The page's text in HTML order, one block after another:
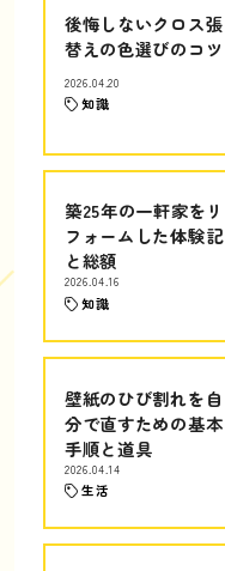
後悔しないクロス張
替えの色選びのコツ
2026.04.20
知識
築25年の一軒家をリ
フォームした体験記
と総額
2026.04.16
知識
壁紙のひび割れを自
分で直すための基本
手順と道具
2026.04.14
生活